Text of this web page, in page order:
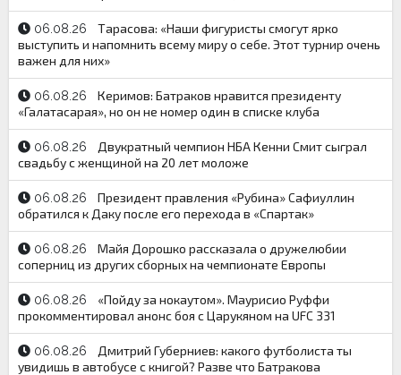
06.08.26
Тарасова: «Наши фигуристы смогут ярко
выступить и напомнить всему миру о себе. Этот турнир очень
важен для них»
06.08.26
Керимов: Батраков нравится президенту
«Галатасарая», но он не номер один в списке клуба
06.08.26
Двукратный чемпион НБА Кенни Смит сыграл
свадьбу с женщиной на 20 лет моложе
06.08.26
Президент правления «Рубина» Сафиуллин
обратился к Даку после его перехода в «Спартак»
06.08.26
Майя Дорошко рассказала о дружелюбии
соперниц из других сборных на чемпионате Европы
06.08.26
«Пойду за нокаутом». Маурисио Руффи
прокомментировал анонс боя с Царукяном на UFC 331
06.08.26
Дмитрий Губерниев: какого футболиста ты
увидишь в автобусе с книгой? Разве что Батракова